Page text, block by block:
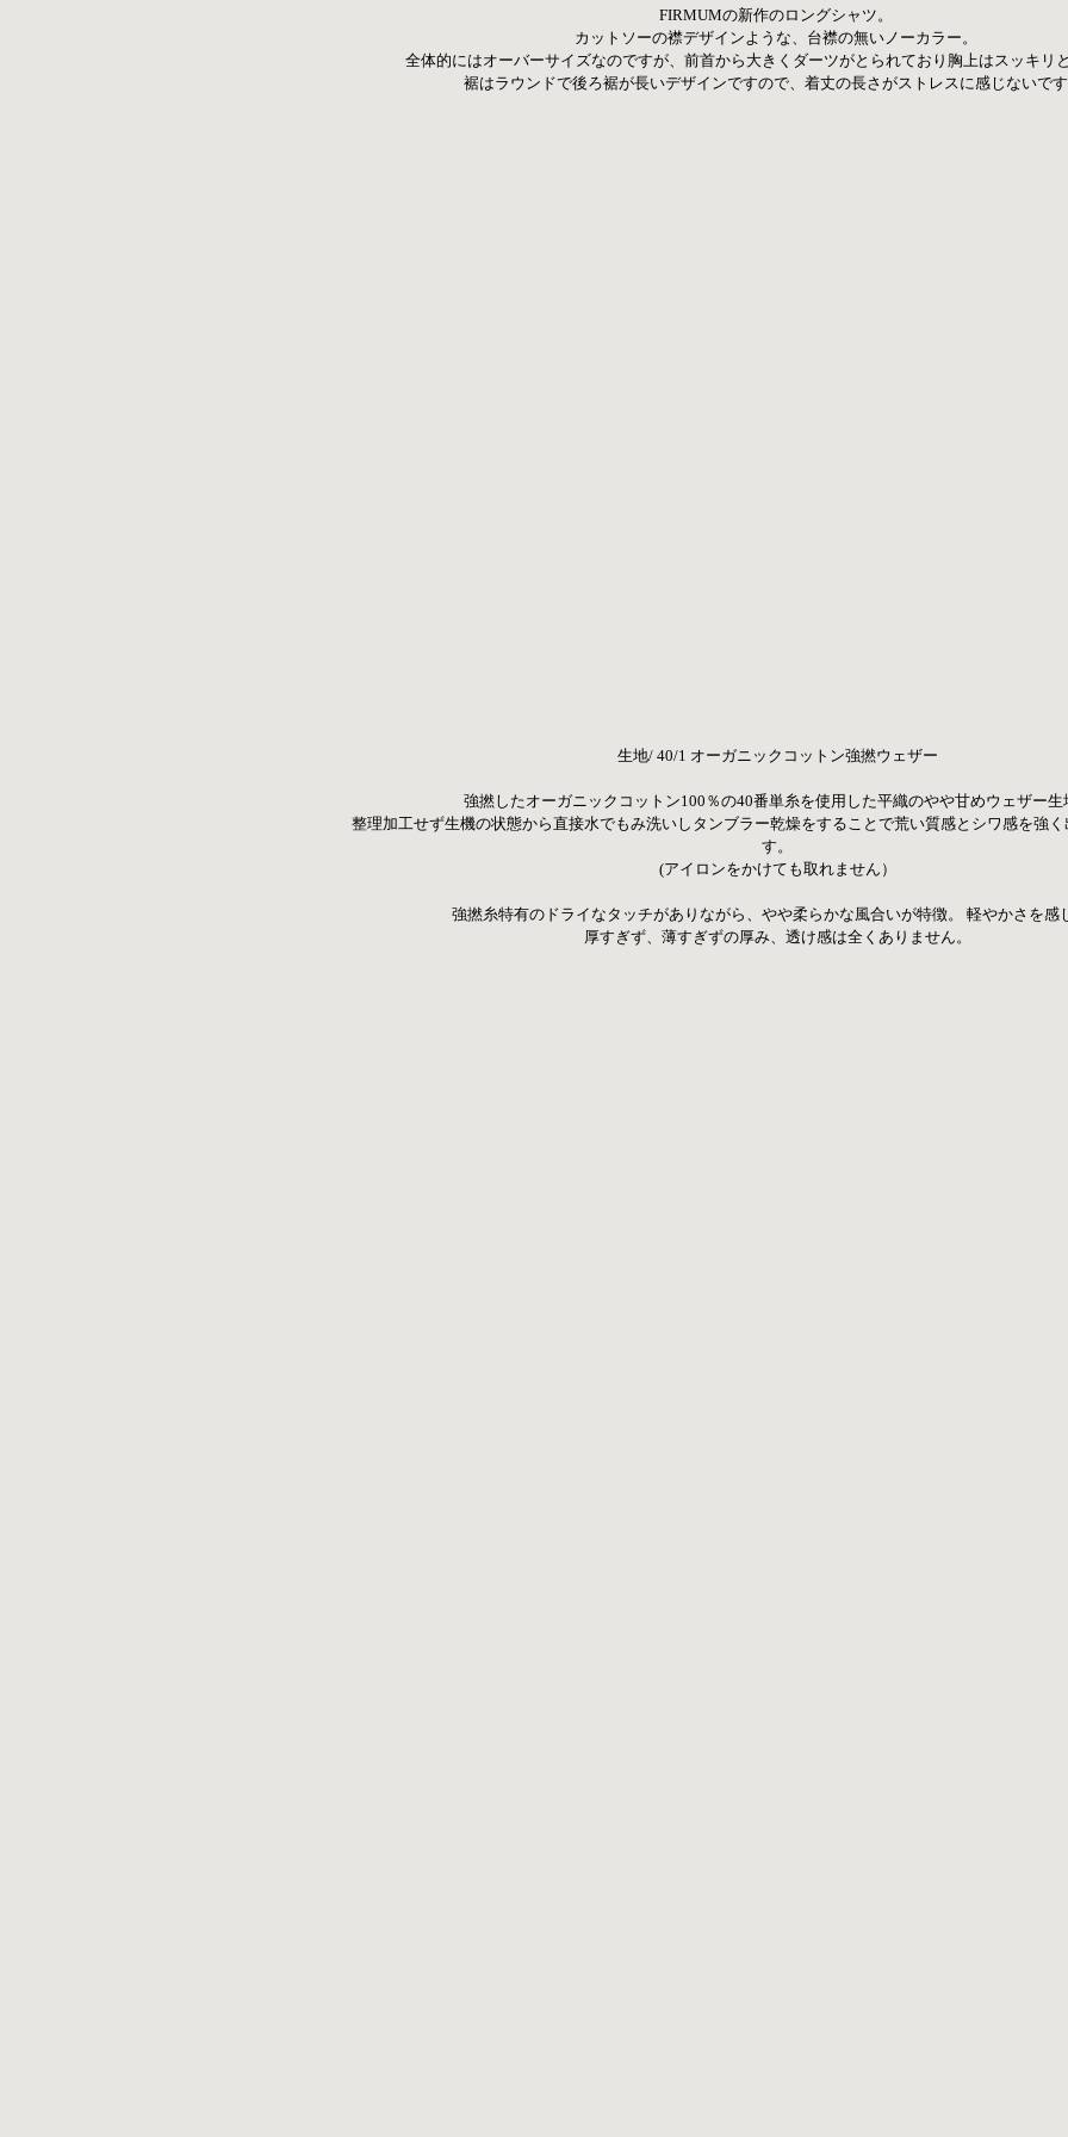
FIRMUMの新作のロングシャツ。
カットソーの襟デザインような、台襟の無いノーカラー。
全体的にはオーバーサイズなのですが、前首から大きくダーツがとられており胸上はスッキリと
裾はラウンドで後ろ裾が長いデザインですので、着丈の長さがストレスに感じないで
生地/ 40/1 オーガニックコットン強撚ウェザー
強撚したオーガニックコットン100％の40番単糸を使用した平織のやや甘めウェザー生
整理加工せず生機の状態から直接水でもみ洗いしタンブラー乾燥をすることで荒い質感とシワ感を強
す。
(アイロンをかけても取れません）
強撚糸特有のドライなタッチがありながら、やや柔らかな風合いが特徴。 軽やかさを感
厚すぎず、薄すぎずの厚み、透け感は全くありません。